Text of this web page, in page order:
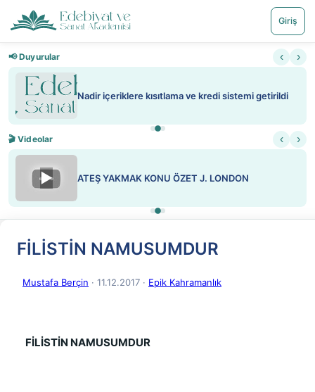
Giriş
📢 Duyurular ‹ ›
Nadir içeriklere kısıtlama ve kredi sistemi getirildi
🎬 Videolar ‹ ›
▶ ATEŞ YAKMAK KONU ÖZET J. LONDON
FİLİSTİN NAMUSUMDUR
Mustafa Berçin · 11.12.2017 · Epik Kahramanlık
FİLİSTİN NAMUSUMDUR